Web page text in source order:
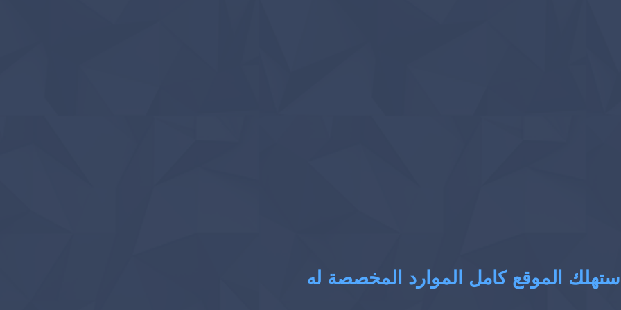
الموقع كامل الموارد المخصصة له